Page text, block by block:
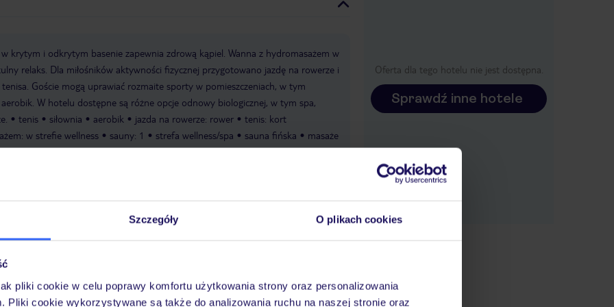
Szczegóły O plikach cookies
pliki cookie w celu poprawy komfortu użytkowania strony oraz personalizowania
Pliki cookie wykorzystywane są także do analizowania ruchu na naszej stronie oraz
krytym i odkrytym basenie zapewnia zdrową kąpiel. Wanna z hydromasażem w
relaks. Dla miłośników aktywności fizycznej przygotowano jazdę na rowerze i
Goście mogą uprawiać rozmaite sporty w pomieszczeniach, w tym
W hotelu dostępne są różne opcje odnowy biologicznej, w tym spa,
tenis siłownia aerobik jazda na rowerze: rower
tenis: kort
w strefie wellness sauny: 1 strefa wellness/spa sauna fińska masaże
Internet: WLAN/WiFi, w pomieszczeniach ogólnodostępnych: za
Card / VISA, MasterCard, American Express, Diners, EC
psy dozwolone: na zapytanie, koty dozwolone: na
Sale konferencyjne: 1 Piętra: 10, Pokoje: 200
Oferta dla tego hotelu nie jest dostępna.
Sprawdź inne hotele